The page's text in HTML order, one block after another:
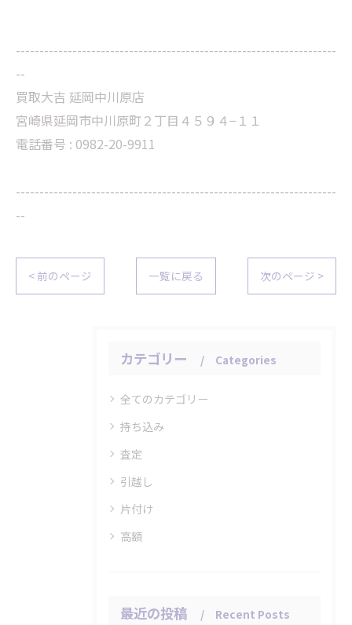
--------------------------------------------------------------------
--
買取大吉 延岡中川原店
宮崎県延岡市中川原町２丁目４５９４−１１
電話番号 : 0982-20-9911
--------------------------------------------------------------------
--
< 前のページ 一覧に戻る 次のページ >
カテゴリー Categories
全てのカテゴリー
持ち込み
査定
引越し
片付け
高額
最近の投稿 Recent Posts